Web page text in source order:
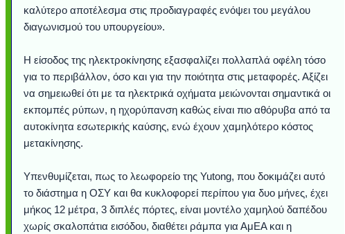
καλύτερο αποτέλεσμα στις προδιαγραφές ενόψει του μεγάλου
διαγωνισμού του υπουργείου».
Η είσοδος της ηλεκτροκίνησης εξασφαλίζει πολλαπλά οφέλη τόσο
για το περιβάλλον, όσο και για την ποιότητα στις μεταφορές. Αξίζει
να σημειωθεί ότι με τα ηλεκτρικά οχήματα μειώνονται σημαντικά οι
εκπομπές ρύπων, η ηχορύπανση καθώς είναι πιο αθόρυβα από τα
αυτοκίνητα εσωτερικής καύσης, ενώ έχουν χαμηλότερο κόστος
μετακίνησης.
Υπενθυμίζεται, πως το λεωφορείο της Yutong, που δοκιμάζει αυτό
το διάστημα η ΟΣΥ και θα κυκλοφορεί περίπου για δυο μήνες, έχει
μήκος 12 μέτρα, 3 διπλές πόρτες, είναι μοντέλο χαμηλού δαπέδου
χωρίς σκαλοπάτια εισόδου, διαθέτει ράμπα για ΑμΕΑ και η